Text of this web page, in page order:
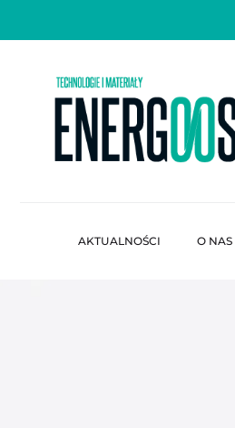
AKTUALNOŚCI O NAS